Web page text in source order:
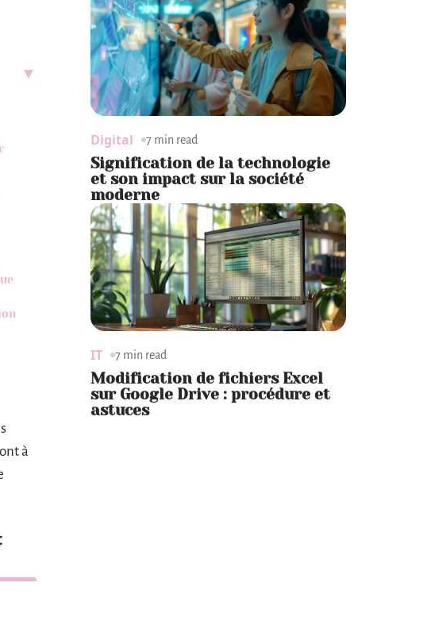
à
Digital 7 min read
Signification de la technologie
et son impact sur la société
moderne
IT 7 min read
Modification de fichiers Excel
sur Google Drive : procédure et
astuces